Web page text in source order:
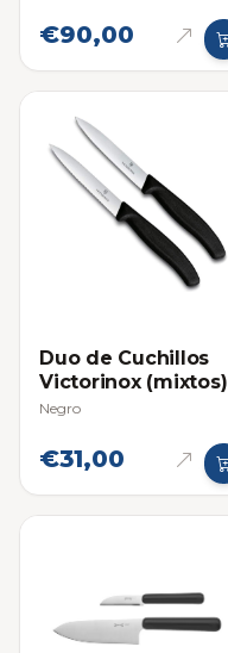
€90,00
Duo de Cuchillos
Victorinox (mixtos)
Negro
€31,00